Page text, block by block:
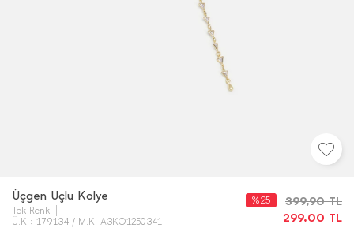
Üçgen Uçlu Kolye
Tek Renk
Ü.K : 179134 / M.K. A3KO1250341
399,90TL
299,00 TL
%25